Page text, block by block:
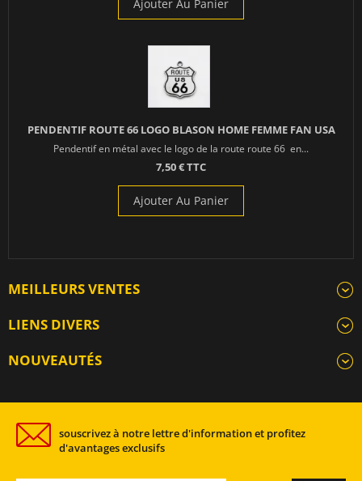
Ajouter Au Panier
PENDENTIF ROUTE 66 LOGO BLASON HOME FEMME FAN USA
Pendentif en métal avec le logo de la route route 66 en...
7,50 € TTC
Ajouter Au Panier
MEILLEURS VENTES
LIENS DIVERS
NOUVEAUTÉS
souscrivez à notre lettre d'information et profitez
d'avantages exclusifs